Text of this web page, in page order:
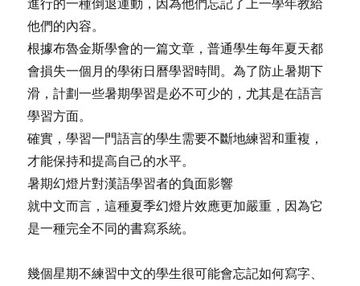
他們的內容。
根據布魯金斯學會的一篇文章，普通學生每年夏天都
會損失一個月的學術日曆學習時間。為了防止暑期下
滑，計劃一些暑期學習是必不可少的，尤其是在語言
學習方面。
確實，學習一門語言的學生需要不斷地練習和重複，
才能保持和提高自己的水平。
暑期幻燈片對漢語學習者的負面影響
就中文而言，這種夏季幻燈片效應更加嚴重，因為它
是一種完全不同的書寫系統。
幾個星期不練習中文的學生很可能會忘記如何寫字、